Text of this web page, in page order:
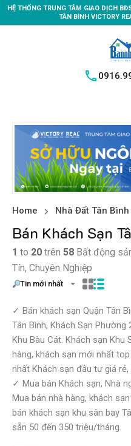
quận Tân Bình "Nơi bạn
Home Nhà Đất Tân Bình
Bán Khách Sạn
1 to 20 trên 58 Bất động
Tín, Chuyên Nghiệp
Tin mới nhất
✓ Bán khách sạn Quận Tân
Tân Bình, Khách Sạn Phường
Khu Bàu Cát. Khách sạn Khu
hàng, khách sạn mới nhất
nhất Khách sạn đầu tư giá
✓ Mua bán Khách sạn, Nhà
Mua bán nhà hàng, khách
bán khách sạn khu sân bay
sẵn 50 đến 350 triệu/tháng.
HỆ THỐNG TRUNG TÂM GIAO DỊCH
TÂN BÌNHVICTORY